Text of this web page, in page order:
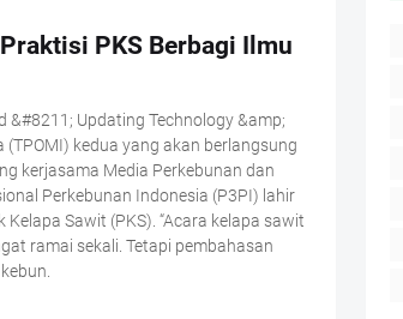
PKS Berbagi Ilmu
&#8211; Updating Technology &amp;
(TPOMI) kedua yang akan berlangsung
kerjasama Media Perkebunan dan
Perkebunan Indonesia (P3PI) lahir
Sawit (PKS). “Acara kelapa sawit
ramai sekali. Tetapi pembahasan